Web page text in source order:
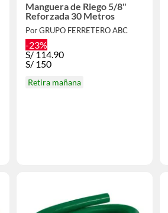
Manguera de Riego 5/8"
Reforzada 30 Metros
Por GRUPO FERRETERO ABC
-23%
S/114.90
S/ 150
Retira mañana